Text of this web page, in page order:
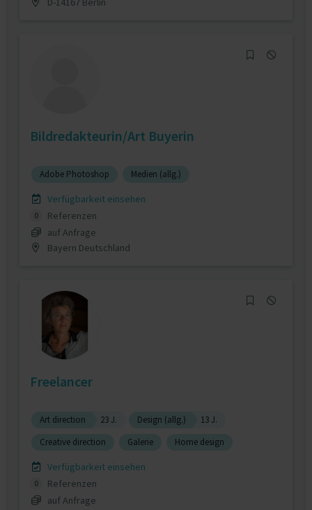
Bildredakteurin/Art Buyerin
Adobe Photoshop Medien (allg.)
Verfügbarkeit einsehen
0
Referenzen
auf Anfrage
Bayern Deutschland
Freelancer
Art direction 23 J. Design (allg.)
13 J.
Creative direction
Galerie Home design
Verfügbarkeit einsehen
0
Referenzen
auf Anfrage